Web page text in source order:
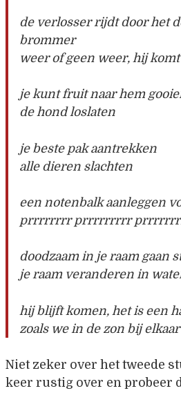
de verlosser rijdt door het
brommer
weer of geen weer, hij
je kunt fruit naar hem
de hond loslaten
je beste pak aantrekken
alle dieren slachten
een notenbalk aanleggen
prrrrrrrr prrrrrrrrr
doodzaam in je raam gaan
je raam veranderen in
hij blijft komen, het is een
zoals we in de zon bij
Niet zeker over het tweede
keer rustig over en probeer